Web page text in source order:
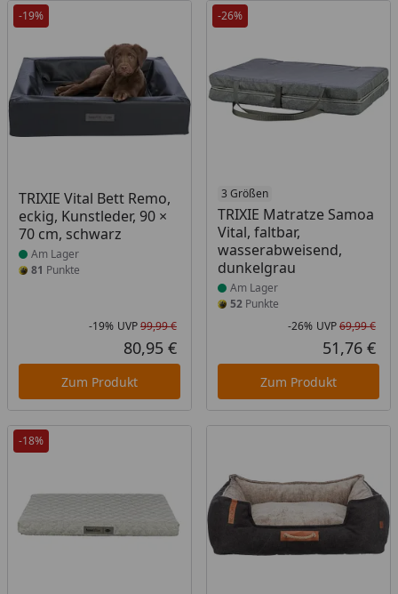
-19%
TRIXIE Vital Bett Remo,
eckig, Kunstleder, 90 ×
70 cm, schwarz
Produkt am Lager
Am Lager
81 Punkte
Rabatt in Prozent
-19%
Ursprünglicher Preis
UVP99,99 €
Aktueller Preis
80,95 €
Zum Produkt
-26%
3 Größen
TRIXIE Matratze Samoa
Vital, faltbar,
wasserabweisend,
dunkelgrau
Produkt am Lager
Am Lager
52Punkte
-26% UVP69,99 €
51,76 €
Zum Produkt
-18%